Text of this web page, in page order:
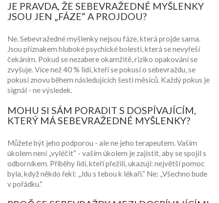
JE PRAVDA, ŽE SEBEVRAŽEDNÉ MYŠLENKY
JSOU JEN „FÁZE“ A PROJDOU?
Ne. Sebevražedné myšlenky nejsou fáze, která projde sama.
Jsou příznakem hluboké psychické bolesti, která se nevyřeší
čekáním. Pokud se nezabere okamžitě, riziko opakování se
zvyšuje. Více než 40 % lidí, kteří se pokusí o sebevraždu, se
pokusí znovu během následujících šesti měsíců. Každý pokus je
signál - ne výsledek.
MOHU SI SÁM PORADIT S DOSPÍVAJÍCÍM,
KTERÝ MÁ SEBEVRAŽEDNÉ MYŠLENKY?
Můžete být jeho podporou - ale ne jeho terapeutem. Vaším
úkolem není „vyléčit“ - vaším úkolem je zajistit, aby se spojil s
odborníkem. Příběhy lidí, kteří přežili, ukazují: největší pomoc
byla, když někdo řekl: „Jdu s tebou k lékaři.“ Ne: „Všechno bude
v pořádku.“